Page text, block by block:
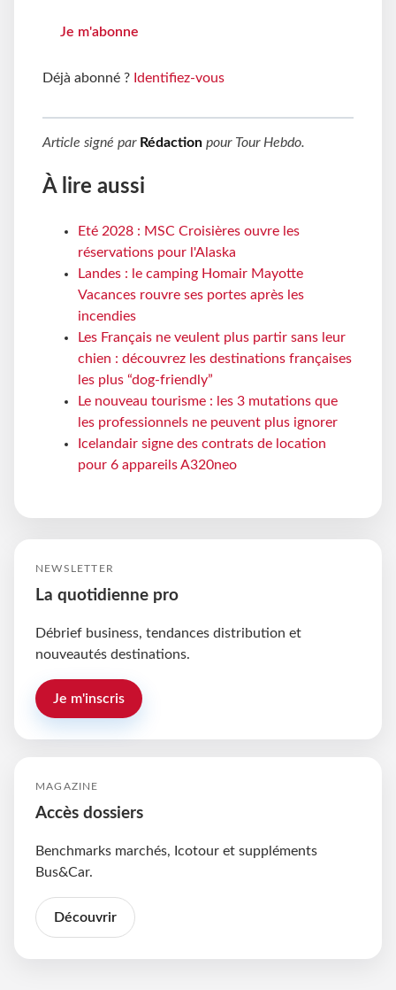
Je m'abonne
Déjà abonné ? Identifiez-vous
Article signé par Rédaction pour Tour Hebdo.
À lire aussi
Eté 2028 : MSC Croisières ouvre les
réservations pour l'Alaska
Landes : le camping Homair Mayotte
Vacances rouvre ses portes après les
incendies
Les Français ne veulent plus partir sans leur
chien : découvrez les destinations françaises
les plus “dog-friendly”
Le nouveau tourisme : les 3 mutations que
les professionnels ne peuvent plus ignorer
Icelandair signe des contrats de location
pour 6 appareils A320neo
NEWSLETTER
La quotidienne pro
Débrief business, tendances distribution et
nouveautés destinations.
Je m'inscris
MAGAZINE
Accès dossiers
Benchmarks marchés, Icotour et suppléments
Bus&Car.
Découvrir